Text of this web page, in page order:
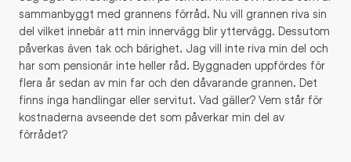
sammanbyggt med grannens förråd. Nu vill grannen riva sin
del vilket innebär att min innervägg blir yttervägg. Dessutom
påverkas även tak och bärighet. Jag vill inte riva min del och
har som pensionär inte heller råd. Byggnaden uppfördes för
flera år sedan av min far och den dåvarande grannen. Det
finns inga handlingar eller servitut. Vad gäller? Vem står för
kostnaderna avseende det som påverkar min del av
förrådet?